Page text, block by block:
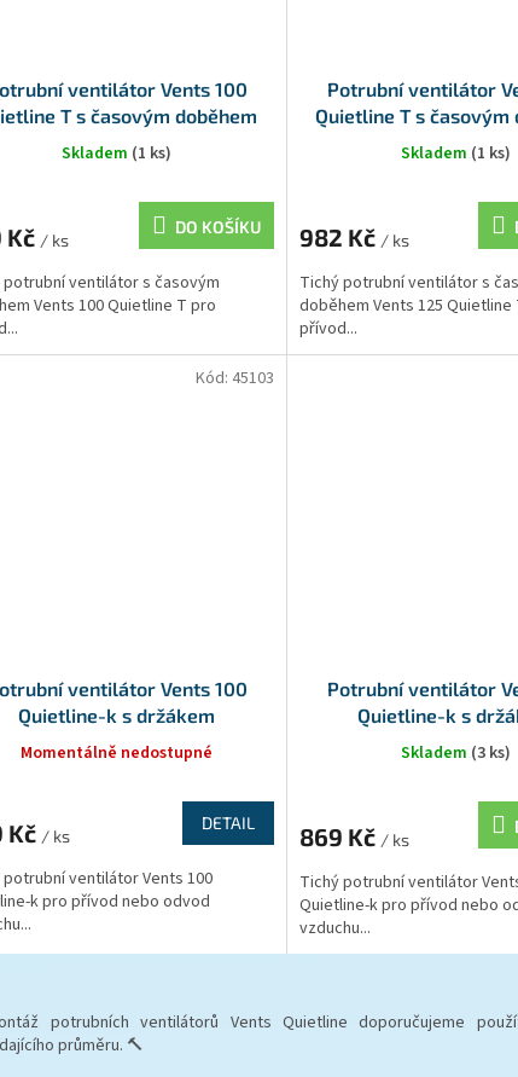
ventilátor Vents 100
T s časovým doběhem
Skladem (1 ks)
Kč / ks
DO KOŠÍKU
potrubní ventilátor s časovým
Vents 100 Quietline T pro
Potrubní ventilátor
Quietline T s časovým
Skladem (1 ks)
982 Kč / ks
Tichý potrubní ventilátor s
doběhem Vents 125 Quietline
přívod...
ventilátor Vents 100
Quietline-k s držákem
Momentálně nedostupné
Kč / ks
DETAIL
potrubní ventilátor Vents 100
k pro přívod nebo odvod
Kód: 45103
Potrubní ventilátor
Quietline-k s
Skladem (3 ks)
869 Kč / ks
Tichý potrubní ventilátor
Quietline-k pro přívod nebo
vzduchu...
l
potrubních ventilátorů Vents Quietline doporučujeme
průměru. 🔨